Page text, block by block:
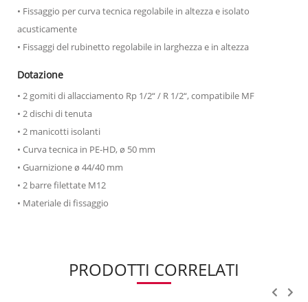
• Fissaggio per curva tecnica regolabile in altezza e isolato
acusticamente
• Fissaggi del rubinetto regolabile in larghezza e in altezza
Dotazione
• 2 gomiti di allacciamento Rp 1/2“ / R 1/2“, compatibile MF
• 2 dischi di tenuta
• 2 manicotti isolanti
• Curva tecnica in PE-HD, ø 50 mm
• Guarnizione ø 44/40 mm
• 2 barre filettate M12
• Materiale di fissaggio
PRODOTTI CORRELATI